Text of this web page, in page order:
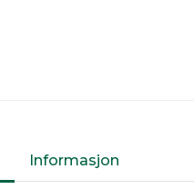
Informasjon